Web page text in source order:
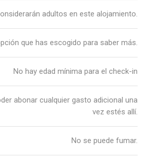
adultos en este alojamiento.
que has escogido para saber más.
No hay edad mínima para el check-in
abonar cualquier gasto adicional una
vez estés allí.
No se puede fumar.